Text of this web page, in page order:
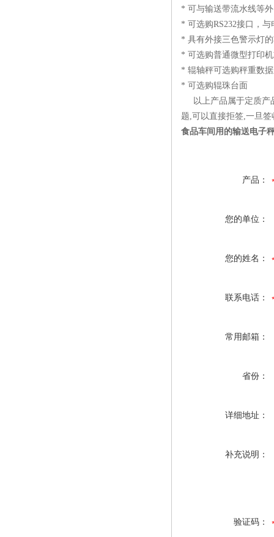
* 可与输送带流水线等
* 可选购RS232接口，
* 具有外接三色警示灯
* 可选购普通微型打印
* 辊轴秤可选购秤重数
* 可选购辊珠台面
以上产品属于定质
题,可以直接拒签,一旦
食品车间用的输送电子
产品：
您的单位：
您的姓名：
联系电话：
常用邮箱：
省份：
详细地址：
补充说明：
验证码：